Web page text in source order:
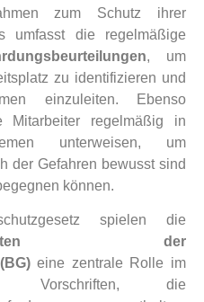
zum Schutz ihrer
umfasst die regelmäßige
, um
zu identifizieren und
einzuleiten. Ebenso
Mitarbeiter regelmäßig in
unterweisen, um
der Gefahren bewusst sind
können.
spielen die
der
eine zentrale Rolle im
Vorschriften, die